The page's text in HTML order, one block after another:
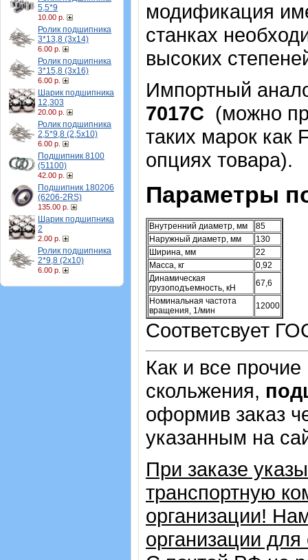
5,5*9
10.00 р.
Ролик подшипника
3*13,8 (3х14)
6.00 р.
Ролик подшипника
3*15,8 (3х16)
6.00 р.
Шарик подшипника
12,303
20.00 р.
Ролик подшипника
2,5*9,8 (2,5х10)
6.00 р.
Подшипник 8100
(51100)
42.00 р.
Подшипник 180206
(6206-2RS)
135.00 р.
Шарик подшипника
2
2.00 р.
Ролик подшипника
2*9,8 (2х10)
6.00 р.
модификация
станках
высоких
Импортный
7017С (можно
таких марок как
опциях товара).
Параметры
Внутренний диаметр, мм
85
Наружный диаметр, мм
130
Ширина, мм
22
Масса, кг
0,92
Динамическая
грузоподъемность, кН
67,6
Номинальная частота
вращения, 1/мин
12000
Соответсвует
Как и все
скольжения,
оформив заказ
указанным на
При заказе
транспортную
организации!
организации